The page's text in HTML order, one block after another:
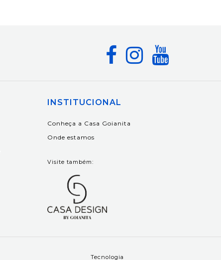
INSTITUCIONAL
Conheça a Casa Goianita
Onde estamos
Visite também:
Tecnologia